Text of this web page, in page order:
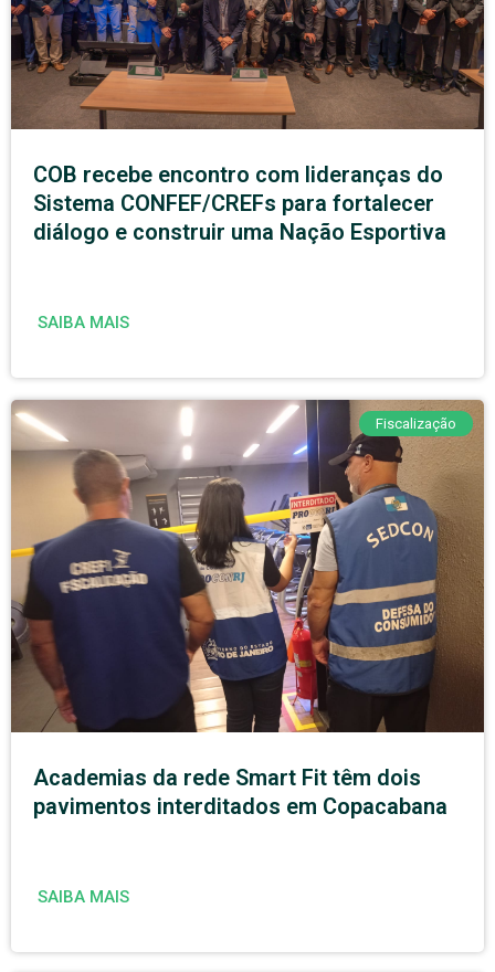
COB recebe encontro com lideranças do
Sistema CONFEF/CREFs para fortalecer
diálogo e construir uma Nação Esportiva
SAIBA MAIS
Fiscalização
Academias da rede Smart Fit têm dois
pavimentos interditados em Copacabana
SAIBA MAIS